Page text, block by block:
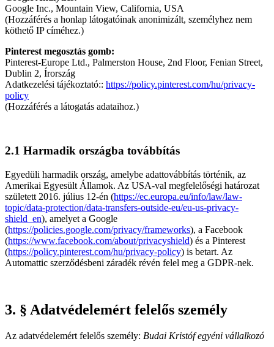
Google Inc., Mountain View, California, USA
(Hozzáférés a honlap látogatóinak anonimizált, személyhez nem
köthető IP címéhez.)
Pinterest megosztás gomb:
Pinterest-Europe Ltd., Palmerston House, 2nd Floor, Fenian Street,
Dublin 2, Írország
Adatkezelési tájékoztató:: https://policy.pinterest.com/hu/privacy-
policy
(Hozzáférés a látogatás adataihoz.)
2.1 Harmadik országba továbbítás
Egyedüli harmadik ország, amelybe adattovábbítás történik, az
Amerikai Egyesült Államok. Az USA-val megfelelőségi határozat
született 2016. július 12-én (https://ec.europa.eu/info/law/law-
topic/data-protection/data-transfers-outside-eu/eu-us-privacy-
shield_en), amelyet a Google
(https://policies.google.com/privacy/frameworks), a Facebook
(https://www.facebook.com/about/privacyshield) és a Pinterest
(https://policy.pinterest.com/hu/privacy-policy) is betart. Az
Automattic szerződésbeni záradék révén felel meg a GDPR-nek.
3. § Adatvédelemért felelős személy
Az adatvédelemért felelős személy: Budai Kristóf egyéni vállalkozó